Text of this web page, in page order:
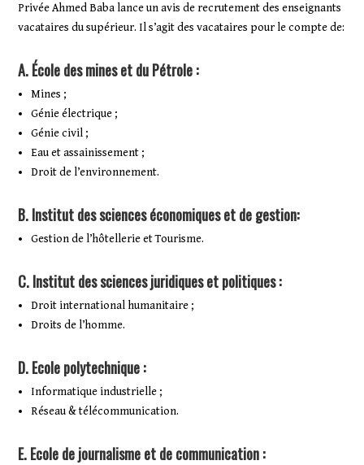
Privée Ahmed Baba lance un avis de recrutement des enseignants
vacataires du supérieur. Il s’agit des vacataires pour le compte de:
A. École des mines et du Pétrole :
Mines ;
Génie électrique ;
Génie civil ;
Eau et assainissement ;
Droit de l’environnement.
B. Institut des sciences économiques et de gestion:
Gestion de l’hôtellerie et Tourisme.
C. Institut des sciences juridiques et politiques :
Droit international humanitaire ;
Droits de l’homme.
D. Ecole polytechnique :
Informatique industrielle ;
Réseau & télécommunication.
E. Ecole de journalisme et de communication :